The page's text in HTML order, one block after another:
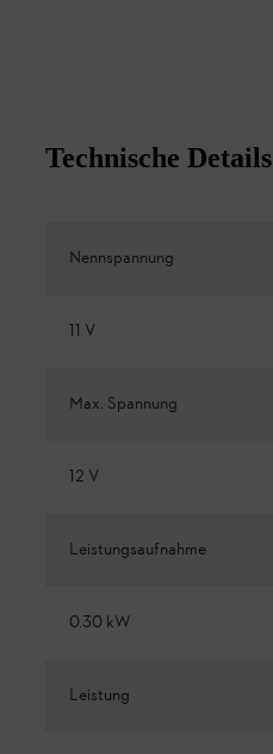
Technische Details
Nennspannung
11 V
Max. Spannung
12 V
Leistungsaufnahme
0.30 kW
Leistung